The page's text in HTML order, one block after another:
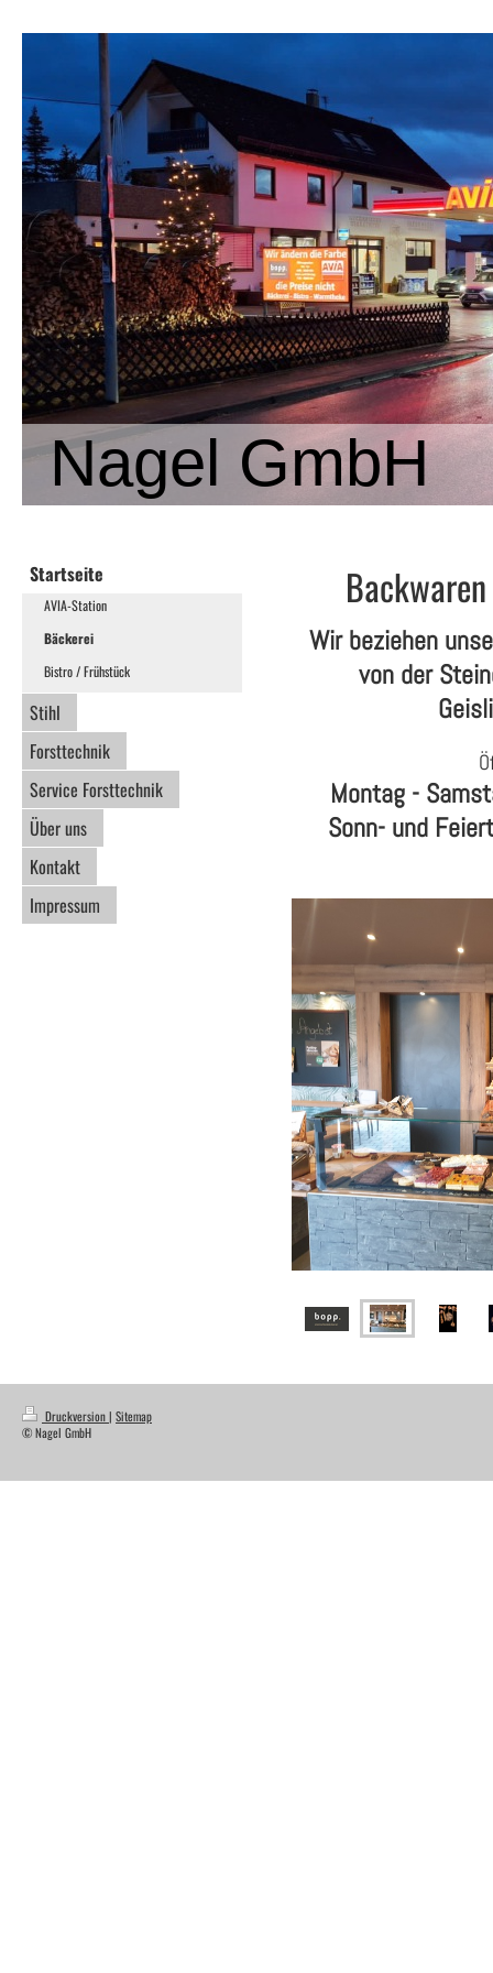
Nagel GmbH
Startseite
AVIA-Station
Bäckerei
Bistro / Frühstück
Stihl
Forsttechnik
Service Forsttechnik
Über uns
Kontakt
Impressum
Backwaren
Wir beziehen
von der
Montag -
Sonn- und
Druckversion| Sitemap
© Nagel GmbH